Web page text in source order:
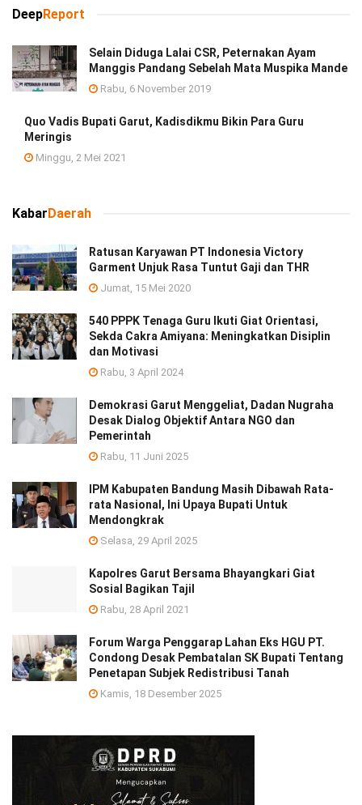
DeepReport
Selain Diduga Lalai CSR, Peternakan Ayam
Manggis Pandang Sebelah Mata Muspika Mande
Rabu, 6 November 2019
Quo Vadis Bupati Garut, Kadisdikmu Bikin Para Guru
Meringis
Minggu, 2 Mei 2021
Kabar Daerah
Ratusan Karyawan PT Indonesia Victory
Garment Unjuk Rasa Tuntut Gaji dan THR
Jumat, 15 Mei 2020
540 PPPK Tenaga Guru Ikuti Giat Orientasi,
Sekda Cakra Amiyana: Meningkatkan Disiplin
dan Motivasi
Rabu, 3 April 2024
Demokrasi Garut Menggeliat, Dadan Nugraha
Desak Dialog Objektif Antara NGO dan
Pemerintah
Rabu, 11 Juni 2025
IPM Kabupaten Bandung Masih Dibawah Rata-
rata Nasional, Ini Upaya Bupati Untuk
Mendongkrak
Selasa, 29 April 2025
Kapolres Garut Bersama Bhayangkari Giat
Sosial Bagikan Tajil
Rabu, 28 April 2021
Forum Warga Penggarap Lahan Eks HGU PT.
Condong Desak Pembatalan SK Bupati Tentang
Penetapan Subjek Redistribusi Tanah
Kamis, 18 Desember 2025